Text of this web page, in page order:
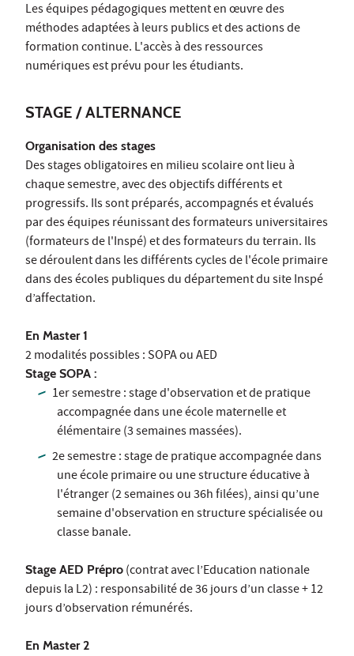
Les équipes pédagogiques mettent en œuvre des
méthodes adaptées à leurs publics et des actions de
formation continue. L'accès à des ressources
numériques est prévu pour les étudiants.
STAGE / ALTERNANCE
Organisation des stages
Des stages obligatoires en milieu scolaire ont lieu à
chaque semestre, avec des objectifs différents et
progressifs. Ils sont préparés, accompagnés et évalués
par des équipes réunissant des formateurs universitaires
(formateurs de l'Inspé) et des formateurs du terrain. Ils
se déroulent dans les différents cycles de l'école primaire
dans des écoles publiques du département du site Inspé
d’affectation.
En Master 1
2 modalités possibles : SOPA ou AED
Stage SOPA :
1er semestre : stage d'observation et de pratique
accompagnée dans une école maternelle et
élémentaire (3 semaines massées).
2e semestre : stage de pratique accompagnée dans
une école primaire ou une structure éducative à
l'étranger (2 semaines ou 36h filées), ainsi qu’une
semaine d'observation en structure spécialisée ou
classe banale.
Stage AED Prépro (contrat avec l’Education nationale
depuis la L2) : responsabilité de 36 jours d’un classe + 12
jours d’observation rémunérés.
En Master 2